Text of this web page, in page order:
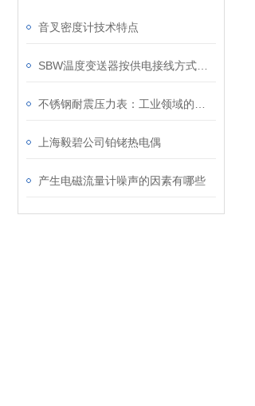
音叉密度计技术特点
上海毅碧公司铂铑热电偶
产生电磁流量计噪声的因素有哪些